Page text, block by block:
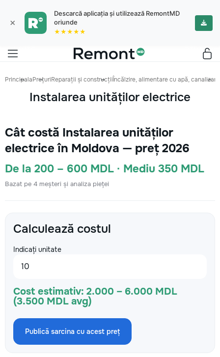
×
Descarcă aplicația și utilizează RemontMD
oriunde
★★★★★
PrincipalaPrețuriReparații și construcțiiÎncălzire, alimentare cu apă, canalizare
Instalarea unităților electrice
Cât costă Instalarea unităților
electrice în Moldova — preț 2026
De la 200 – 600 MDL · Mediu 350 MDL
Bazat pe 4 meșteri și analiza pieței
Calculează costul
Indicați unitate
Cost estimativ: 2.000 – 6.000 MDL
(3.500 MDL avg)
Publică sarcina cu acest preț